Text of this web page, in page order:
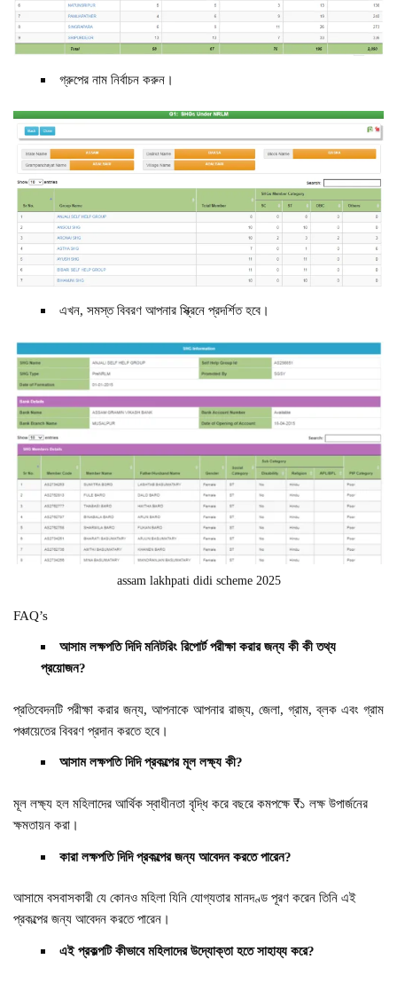
গ্রুপের নাম নির্বাচন করুন।
এখন, সমস্ত বিবরণ আপনার স্ক্রিনে প্রদর্শিত হবে।
assam lakhpati didi scheme 2025
FAQ’s
আসাম লক্ষপতি দিদি মনিটরিং রিপোর্ট পরীক্ষা করার জন্য কী কী তথ্য
প্রয়োজন?
প্রতিবেদনটি পরীক্ষা করার জন্য, আপনাকে আপনার রাজ্য, জেলা, গ্রাম, ব্লক এবং গ্রাম
পঞ্চায়েতের বিবরণ প্রদান করতে হবে।
আসাম লক্ষপতি দিদি প্রকল্পের মূল লক্ষ্য কী?
মূল লক্ষ্য হল মহিলাদের আর্থিক স্বাধীনতা বৃদ্ধি করে বছরে কমপক্ষে ₹১ লক্ষ উপার্জনের
ক্ষমতায়ন করা।
কারা লক্ষপতি দিদি প্রকল্পের জন্য আবেদন করতে পারেন?
আসামে বসবাসকারী যে কোনও মহিলা যিনি যোগ্যতার মানদণ্ড পূরণ করেন তিনি এই
প্রকল্পের জন্য আবেদন করতে পারেন।
এই প্রকল্পটি কীভাবে মহিলাদের উদ্যোক্তা হতে সাহায্য করে?